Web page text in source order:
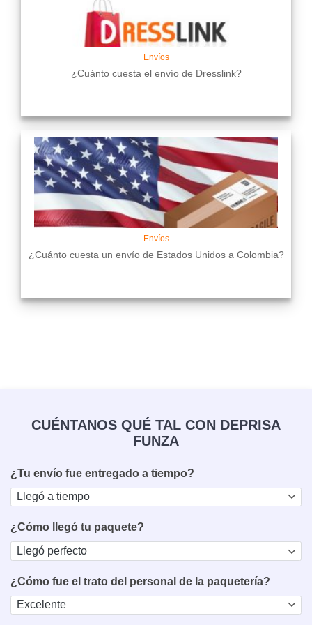
Envíos
¿Cuánto cuesta el envío de Dresslink?
Envíos
¿Cuánto cuesta un envío de Estados Unidos a Colombia?
CUÉNTANOS QUÉ TAL CON DEPRISA
FUNZA
¿Tu envío fue entregado a tiempo?
¿Cómo llegó tu paquete?
¿Cómo fue el trato del personal de la paquetería?